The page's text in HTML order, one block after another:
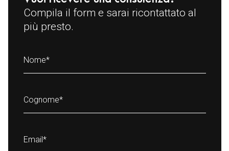
Compila il form e sarai ricontattato al
più presto.
Nome*
Cognome*
Email*